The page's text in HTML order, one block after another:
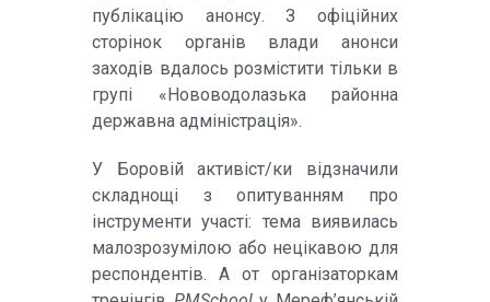
публікацію анонсу. З офіційних
сторінок органів влади анонси
заходів вдалось розмістити тільки в
групі «Нововодолазька районна
державна адміністрація».
У Боровій активіст/ки відзначили
складнощі з опитуванням про
інструменти участі: тема виявилась
малозрозумілою або нецікавою для
респондентів. А от організаторкам